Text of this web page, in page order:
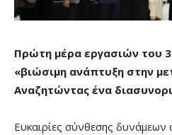
Πρώτη μέρα εργασιών του 3
«βιώσιμη ανάπτυξη στην
Αναζητώντας ένα
Ευκαιρίες σύνθεσης